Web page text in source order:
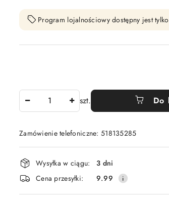
Program lojalnościowy dostępny jest
szt. Do
Zamówienie telefoniczne: 518135285
Dostępność
i
dostawa
Wysyłka w ciągu:
3 dni
Cena przesyłki:
9.99